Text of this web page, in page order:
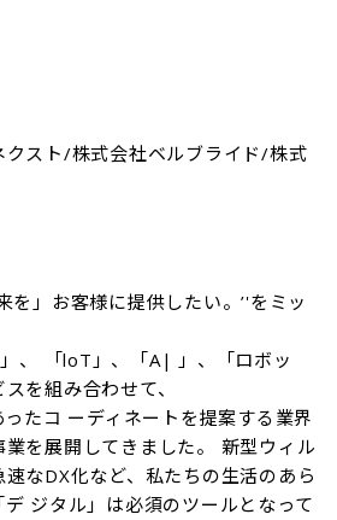
クスト/株式会社ベルブライド/株式
を」お客様に提供したい。’'をミッ
、 「loT」、「A| 」、「ロボッ
を組み合わせて、
たコ ーディネートを提案する業界
業を展開してきました。 新型ウィル
なDX化など、私たちの生活のあら
ジタル」は必須のツールとなって